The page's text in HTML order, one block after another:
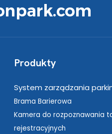
Produkty
System zarządzania
Brama Barierowa
Kamera do rozpoznawania
rejestracyjnych